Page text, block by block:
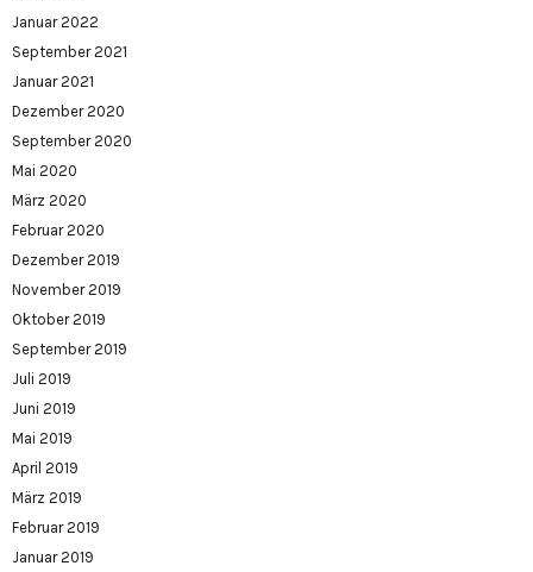
Januar 2022
September 2021
Januar 2021
Dezember 2020
September 2020
Mai 2020
März 2020
Februar 2020
Dezember 2019
November 2019
Oktober 2019
September 2019
Juli 2019
Juni 2019
Mai 2019
April 2019
März 2019
Februar 2019
Januar 2019